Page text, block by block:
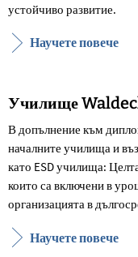
устойчиво развитие.
Научете повече
Училище
В допълнение към
началните училища и
като ESD училища:
които са включени в
организацията в
Научете повече